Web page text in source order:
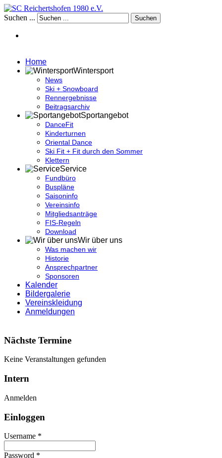
Suchen ... Suchen
Home
Wintersport
News
Ski + Snowboard
Rennergebnisse
Beitragsarchiv
Sportangebot
DanceFit
Kinderturnen
Oriental Dance
Ski Fit + Fit durch den Sommer
Klettern
Service
Fundbüro
Buspläne
Saisoninfo
Vereinsinfo
Mitgliedsanträge
FIS-Regeln
Download
Wir über uns
Was machen wir
Historie
Ansprechpartner
Sponsoren
Kalender
Bildergalerie
Vereinskleidung
Anmeldungen
Nächste Termine
Keine Veranstaltungen gefunden
Intern
Anmelden
Einloggen
Username *
Password *